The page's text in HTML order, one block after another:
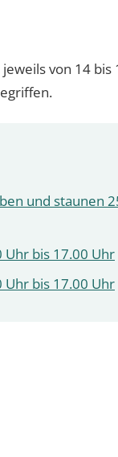
von 14 bis
und staunen
Uhr bis 17.00 Uhr
Uhr bis 17.00 Uhr